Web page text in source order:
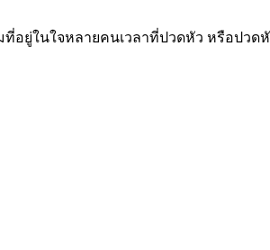
ที่อยู่ในใจหลายคนเวลาที่ปวดหัว หรือป